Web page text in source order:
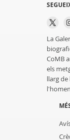
La
CoMB
els
llarg